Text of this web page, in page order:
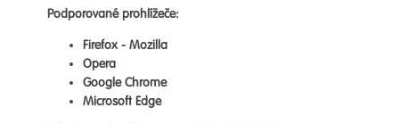
Podporované prohlížeče:
Firefox - Mozilla
Opera
Google Chrome
Microsoft Edge